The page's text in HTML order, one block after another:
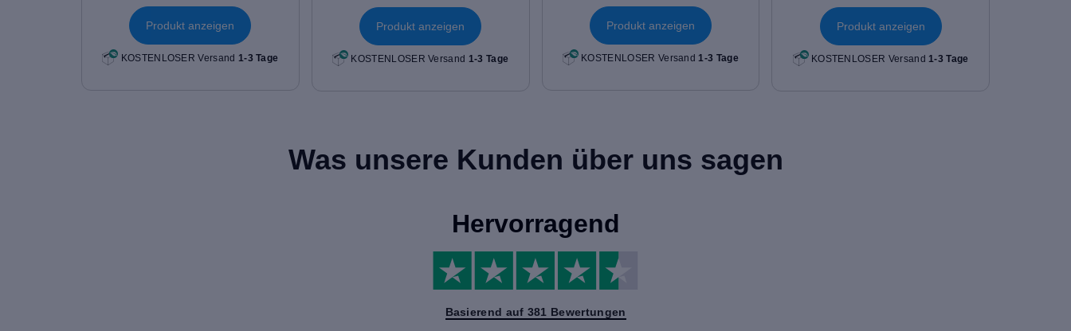
Produkt anzeigen
KOSTENLOSER Versand 1-3 Tage
Produkt anzeigen
KOSTENLOSER Versand 1-3 Tage
Produkt anzeigen
KOSTENLOSER Versand1-3 Tage
Produkt anzeigen
KOSTENLOSER Versand1-3 Tage
Was unsere Kunden über uns sagen
Hervorragend
Basierend auf 381 Bewertungen